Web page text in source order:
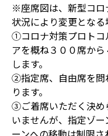
※座席図は、新型コロ
状況により変更となる
①コロナ対策プロトコ
アを概ね３００席か
します。
②指定席、自由席を問
ります。
③ご着席いただく決め
いませんが、指定ゾ